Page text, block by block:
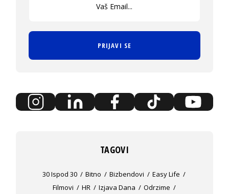
PRIJAVI SE
TAGOVI
30 Ispod 30 Bitno Bizbendovi
Easy Life
Filmovi
HR Izjava Dana
Odrzime